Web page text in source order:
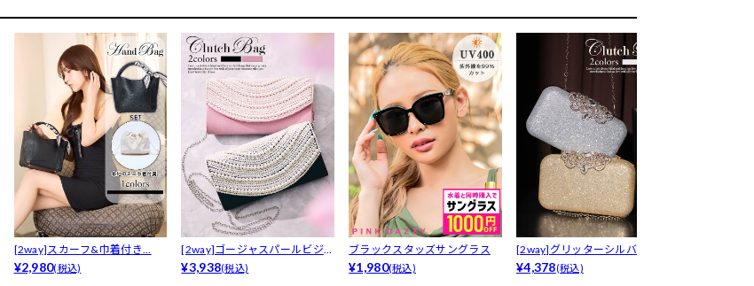
[2way]スカーフ&巾着付き...
¥2,980(税込)
[2way]ゴージャスパールビジュ
ーク...
¥3,938(税込)
ブラックスタッズサングラス
¥1,980(税込)
[2way]グリッターシルバービジ
ュー...
¥4,378(税込)